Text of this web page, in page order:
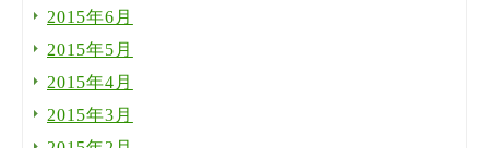
2015年6月
2015年5月
2015年4月
2015年3月